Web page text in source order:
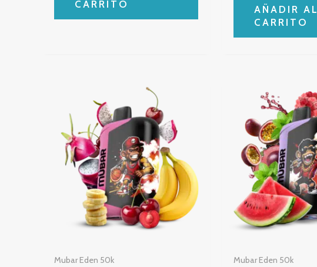
CARRITO
AÑADIR AL
CARRITO
Mubar Eden 50k Mubar Eden 50k